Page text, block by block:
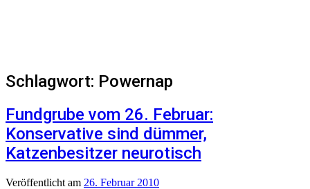
Schlagwort: Powernap
Fundgrube vom 26. Februar:
Konservative sind dümmer,
Katzenbesitzer neurotisch
Veröffentlicht am 26. Februar 2010